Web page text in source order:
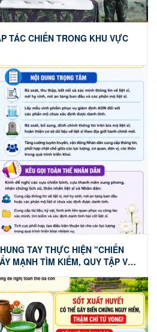
TÁC CHIẾN TRONG KHU VỰC
TAY THỰC HIỆN "CHIẾN
MẠNH TÌM KIẾM, QUY TẬP VÀ
CỐT LIỆT SĨ" TRÊN ĐỊA BÀN